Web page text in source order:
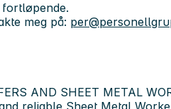
meg på:
AND SHEET METAL